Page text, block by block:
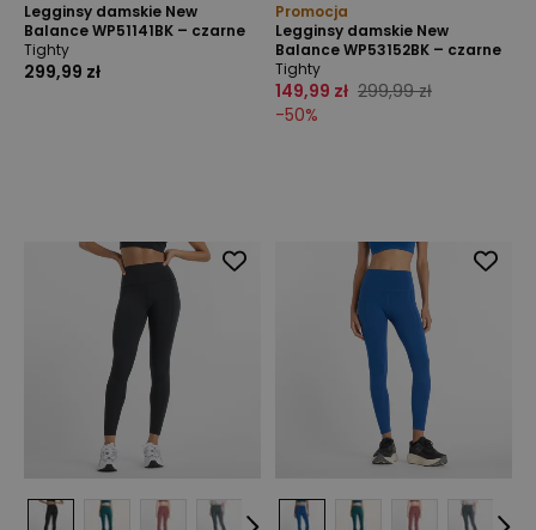
Legginsy damskie New
Balance WP51141BK – czarne
Tighty
299,99 zł
Promocja
Legginsy damskie New
Balance WP53152BK – czarne
Tighty
149,99 zł 299,99 zł
-50%